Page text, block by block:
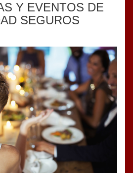
Y EVENTOS DE
SEGUROS